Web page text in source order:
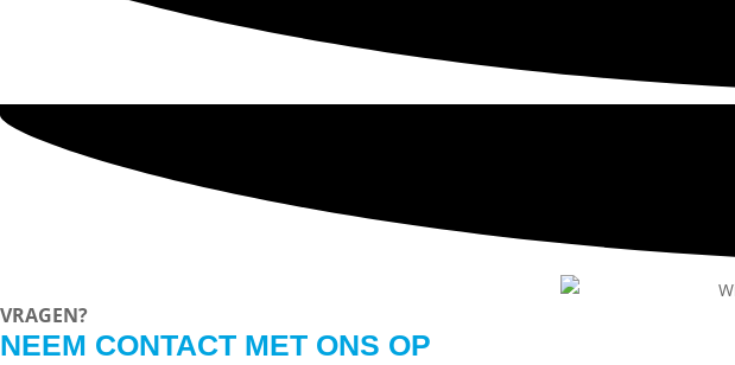
VRAGEN?
NEEM CONTACT MET ONS OP